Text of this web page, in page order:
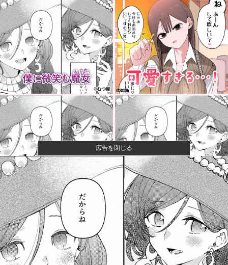
【画像】咲-saki-作者、ようやく『奇乳』に気付くｗｗ
ｗｗ
【画像】漫画家・桂正和、最新のパンツ＆お尻のイラ
スト投稿にネ...
【悲報】ショートスリーパー堀さん、対面で高須幹弥
にブチギレる...
【衝撃】きゃりーぱみゅぱみゅ 本名をさらりと告白
広告を閉じる